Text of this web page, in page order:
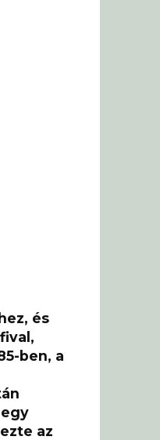
és
ben, a
az